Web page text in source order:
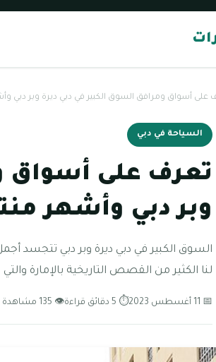
على أسواق ومرافق السوق الكبير في دبي ديرة وبر دبي
السياحة في دبي
تعرف على أسواق
وبر دبي وأشهر
السوق الكبير في دبي ديرة وبر دبي تتجسد
لنا الكثير من القصص التاريخية بالإمارة والتي
📅 11 أغسطس 2023 ⏱ 5 دقائق قراءة 👁 135 مشاهدة